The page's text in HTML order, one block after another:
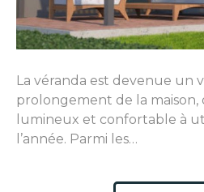
La véranda est devenue un
prolongement de la maison,
lumineux et confortable à
l’année. Parmi les…